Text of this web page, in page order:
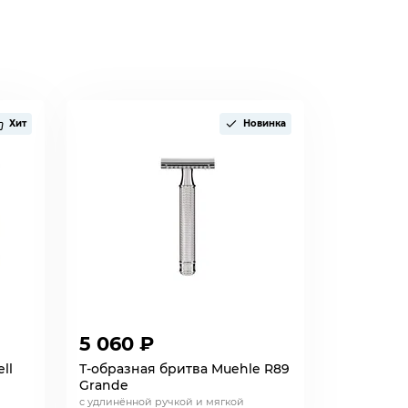
Хит Новинка
5 060 ₽
Т-образная бритва Muehle R89
Grande
с удлинённой ручкой и мягкой